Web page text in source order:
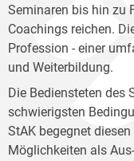
Seminaren bis hin zu
Coachings reichen.
Profession - einer
und Weiterbildung.
Die Bediensteten
schwierigsten
StAK begegnet
Möglichkeiten als